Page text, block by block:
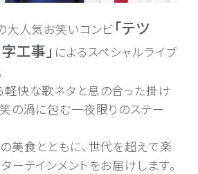
大人気お笑いコンビ 「テツ
字工事」 によるスペシャルライブ
快な歌ネタと息の合った掛け
の渦に包む一夜限りのステー
美食とともに、世代を超えて楽
ーテインメントをお届けします。